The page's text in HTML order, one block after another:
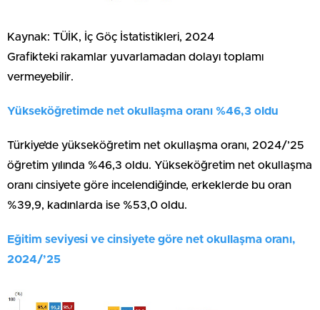
Kaynak: TÜİK, İç Göç İstatistikleri, 2024
Grafikteki rakamlar yuvarlamadan dolayı toplamı
vermeyebilir.
Yükseköğretimde net okullaşma oranı %46,3 oldu
Türkiye’de yükseköğretim net okullaşma oranı, 2024/’25
öğretim yılında %46,3 oldu. Yükseköğretim net okullaşma
oranı cinsiyete göre incelendiğinde, erkeklerde bu oran
%39,9, kadınlarda ise %53,0 oldu.
Eğitim seviyesi ve cinsiyete göre net okullaşma oranı,
2024/’25